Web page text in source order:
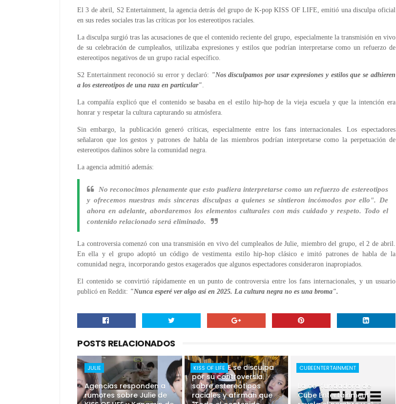
El 3 de abril, S2 Entertainment, la agencia detrás del grupo de K-pop KISS OF LIFE, emitió una disculpa oficial
en sus redes sociales tras las críticas por los estereotipos raciales.
La disculpa surgió tras las acusaciones de que el contenido reciente del grupo, especialmente la transmisión en vivo
de su celebración de cumpleaños, utilizaba expresiones y estilos que podrían interpretarse como un refuerzo de
estereotipos negativos de un grupo racial específico.
S2 Entertainment reconoció su error y declaró: "Nos disculpamos por usar expresiones y estilos que se adhieren
a los estereotipos de una raza en particular".
La compañía explicó que el contenido se basaba en el estilo hip-hop de la vieja escuela y que la intención era
honrar y respetar la cultura capturando su atmósfera.
Sin embargo, la publicación generó críticas, especialmente entre los fans internacionales. Los espectadores
señalaron que los gestos y patrones de habla de las miembros podrían interpretarse como la perpetuación de
estereotipos dañinos sobre la comunidad negra.
La agencia admitió además:
No reconocimos plenamente que esto pudiera interpretarse como un refuerzo de estereotipos
y ofrecemos nuestras más sinceras disculpas a quienes se sintieron incómodos por ello". De
ahora en adelante, abordaremos los elementos culturales con más cuidado y respeto. Todo el
contenido relacionado será eliminado.
La controversia comenzó con una transmisión en vivo del cumpleaños de Julie, miembro del grupo, el 2 de abril.
En ella y el grupo adoptó un código de vestimenta estilo hip-hop clásico e imitó patrones de habla de la
comunidad negra, incorporando gestos exagerados que algunos espectadores consideraron inapropiados.
El contenido se convirtió rápidamente en un punto de controversia entre los fans internacionales, y un usuario
publicó en Reddit: "Nunca esperé ver algo así en 2025. La cultura negra no es una broma".
POSTS RELACIONADOS
JULIE
Agencias responden a
rumores sobre Julie de
KISS OF LIFE
KISS OF LIFE se disculpa
por su controversia
sobre estereotipos
raciales y afirman que
CUBEENTERTAINMENT
La co-fundadora de
Cube Entertainment